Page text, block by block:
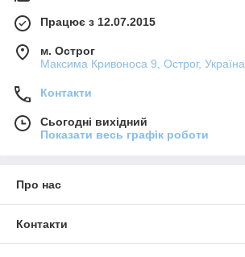
Працює з 12.07.2015
м. Острог
Максима Кривоноса 9, Острог, Україна
Контакти
Сьогодні вихідний
Показати весь графік роботи
Про нас
Контакти